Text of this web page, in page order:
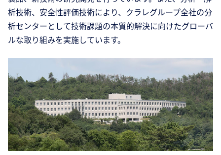
析技術、安全性評価技術により、クラレグループ全社の分
析センターとして技術課題の本質的解決に向けたグローバ
ルな取り組みを実施しています。